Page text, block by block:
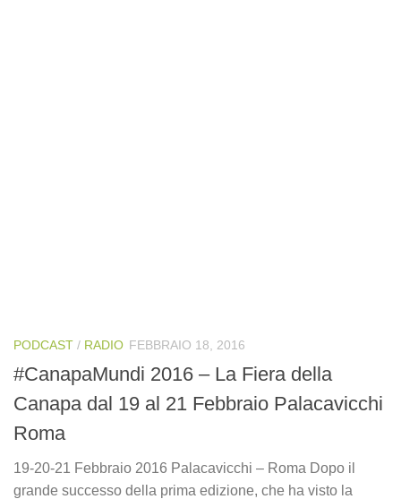
PODCAST / RADIO FEBBRAIO 18, 2016
#CanapaMundi 2016 – La Fiera della
Canapa dal 19 al 21 Febbraio Palacavicchi
Roma
19-20-21 Febbraio 2016 Palacavicchi – Roma Dopo il
grande successo della prima edizione, che ha visto la